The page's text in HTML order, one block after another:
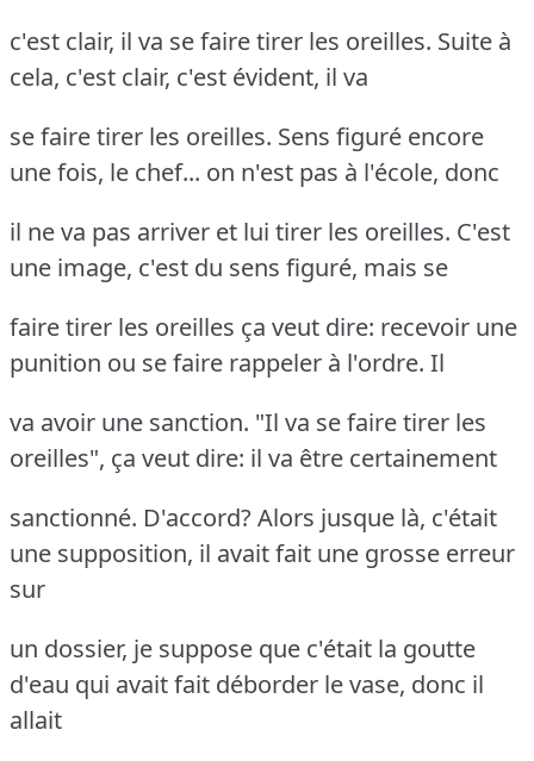
c'est clair, il va se faire tirer les oreilles. Suite à
cela, c'est clair, c'est évident, il va
se faire tirer les oreilles. Sens figuré encore
une fois, le chef... on n'est pas à l'école, donc
il ne va pas arriver et lui tirer les oreilles. C'est
une image, c'est du sens figuré, mais se
faire tirer les oreilles ça veut dire: recevoir une
punition ou se faire rappeler à l'ordre. Il
va avoir une sanction. "Il va se faire tirer les
oreilles", ça veut dire: il va être certainement
sanctionné. D'accord? Alors jusque là, c'était
une supposition, il avait fait une grosse erreur
sur
un dossier, je suppose que c'était la goutte
d'eau qui avait fait déborder le vase, donc il
allait